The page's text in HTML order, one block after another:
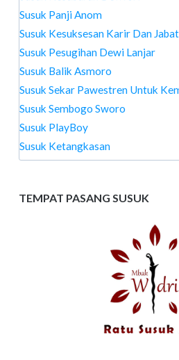
Susuk Panji Anom
Susuk Kesuksesan Karir Dan
Susuk Pesugihan Dewi Lanjar
Susuk Balik Asmoro
Susuk Sekar Pawestren Untuk
Susuk Sembogo Sworo
Susuk PlayBoy
Susuk Ketangkasan
TEMPAT PASANG SUSUK